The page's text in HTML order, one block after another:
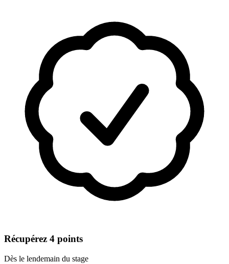
Récupérez 4 points
Dès le lendemain du stage